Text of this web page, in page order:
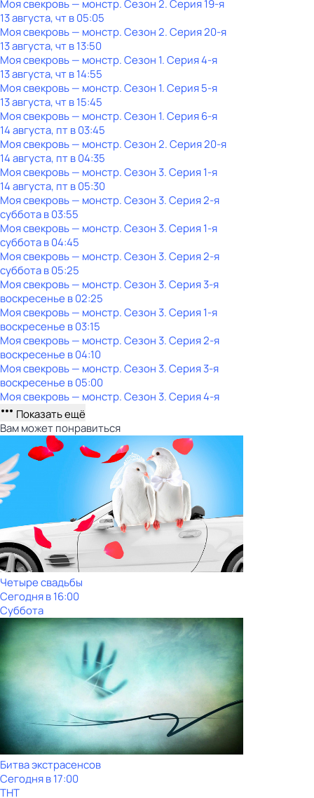
Моя свекровь — монстр. Сезон 2. Серия 19-я
13 августа, чт в 05:05
Моя свекровь — монстр. Сезон 2. Серия 20-я
13 августа, чт в 13:50
Моя свекровь — монстр. Сезон 1. Серия 4-я
13 августа, чт в 14:55
Моя свекровь — монстр. Сезон 1. Серия 5-я
13 августа, чт в 15:45
Моя свекровь — монстр. Сезон 1. Серия 6-я
14 августа, пт в 03:45
Моя свекровь — монстр. Сезон 2. Серия 20-я
14 августа, пт в 04:35
Моя свекровь — монстр. Сезон 3. Серия 1-я
14 августа, пт в 05:30
Моя свекровь — монстр. Сезон 3. Серия 2-я
субботав03:55
Моя свекровь — монстр. Сезон 3. Серия 1-я
субботав04:45
Моя свекровь — монстр. Сезон 3. Серия 2-я
субботав05:25
Моя свекровь — монстр. Сезон 3. Серия 3-я
воскресенье в02:25
Моя свекровь — монстр. Сезон 3. Серия 1-я
воскресенье в03:15
Моя свекровь — монстр. Сезон 3. Серия 2-я
воскресенье в04:10
Моя свекровь — монстр. Сезон 3. Серия 3-я
воскресенье в05:00
Моя свекровь — монстр. Сезон 3. Серия 4-я
Показать ещё
Вам может понравиться
Четыре свадьбы
Сегодня в 16:00
Суббота
Битва экстрасенсов
Сегодня в 17:00
ТНТ